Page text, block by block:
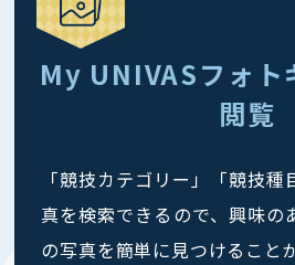
My UNIVASフォト
閲覧
「競技カテゴリー」「競技
真を検索できるので、興味の
の写真を簡単に見つけること